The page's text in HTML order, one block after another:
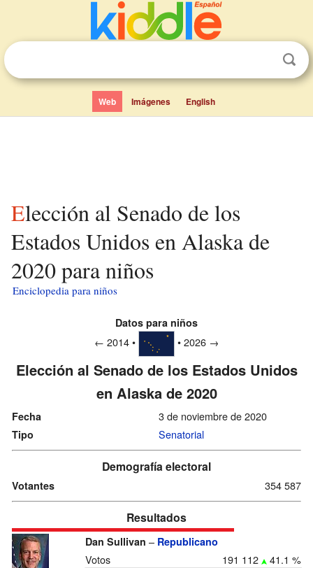
Web Imágenes English
Elección al Senado de los
Estados Unidos en Alaska de
2020 para niños
Enciclopedia para niños
Datos para niños
← 2014 • • 2026 →
Elección al Senado de los Estados Unidos
en Alaska de 2020
Fecha 3 de noviembre de 2020
Tipo Senatorial
Demografía electoral
Votantes 354 587
Resultados
Dan Sullivan – Republicano
Votos 191 112
41.1 %